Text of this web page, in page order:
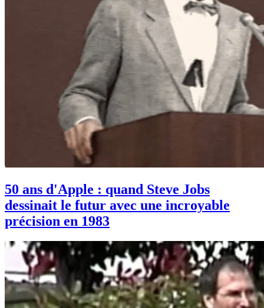
50 ans d'Apple : quand Steve Jobs
dessinait le futur avec une incroyable
précision en 1983